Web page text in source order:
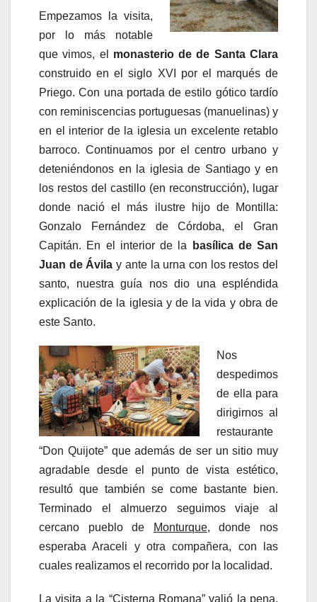
Empezamos la visita,
por lo más notable
que vimos, el monasterio de de Santa Clara
construido en el siglo XVI por el marqués de
Priego. Con una portada de estilo gótico tardío
con reminiscencias portuguesas (manuelinas) y
en el interior de la iglesia un excelente retablo
barroco. Continuamos por el centro urbano y
deteniéndonos en la iglesia de Santiago y en
los restos del castillo (en reconstrucción), lugar
donde nació el más ilustre hijo de Montilla:
Gonzalo Fernández de Córdoba, el Gran
Capitán. En el interior de la
basílica de San
Juan de Ávila y ante la urna con los restos del
santo, nuestra guía nos dio una espléndida
explicación de la iglesia y de la vida y obra de
este Santo.
Nos
despedimos
de ella para
dirigirnos al
restaurante
“Don Quijote” que además de ser un sitio muy
agradable desde el punto de vista estético,
resultó que también se come bastante bien.
Terminado el almuerzo seguimos viaje al
cercano pueblo de
Monturque, donde nos
esperaba Araceli y otra compañera, con las
cuales realizamos el recorrido por la localidad.
La visita a la “Cisterna Romana” valió la pena.